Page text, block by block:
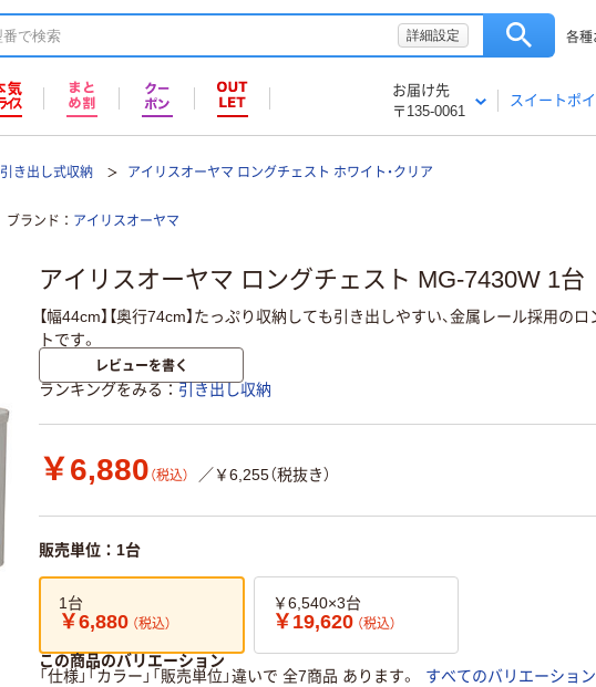
詳細設定 各種
お届け先
〒135-0061
スイートポ
引き出し式収納 アイリスオーヤマ ロングチェスト ホワイト・クリア
ブランド アイリスオーヤマ
アイリスオーヤマ ロングチェスト MG-7430W 1台
【幅44cm】【奥行74cm】たっぷり収納しても引き出しやすい、金属レール採用の
トです。
レビューを書く
ランキングをみる 引き出し収納
￥6,880 （税込） ／￥6,255（税抜き）
販売単位：1台
1台
￥6,880 （税込）
￥6,540×3台
￥19,620 （税込）
この商品のバリエーション
「仕様」「カラー」「販売単位」違いで 全7商品 あります。
すべてのバリエーショ